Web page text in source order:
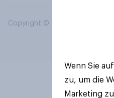
Copyright © 2026 YouGov PLC.
Wenn Sie
zu, um die
Marketing